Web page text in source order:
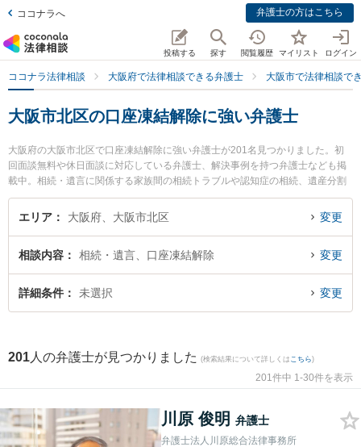
ココナラへ 弁護士の方はこちら
投稿する 探す 閲覧履歴 マイリスト ログイン
ココナラ法律相談 大阪府で法律相談できる弁護士 大阪市で法律相談で
大阪市北区の口座凍結解除に強い弁護士
大阪府の大阪市北区で口座凍結解除に強い弁護士が201名見つかりました。初
回面談無料や休日面談に対応している弁護士、解決事例を持つ弁護士なども掲
載中。相続・遺言に関係する家族間の相続トラブルや認知症の相続、遺産分割
等の細かな分野での絞り込み検索もでき便利です。特に弁護士法人川原総合法
律事務所の川原 俊明弁護士や梅田新道法律事務所の里村 格弁護士、桜之ミヤビ
を今すぐに弁護士に相談したい』『口座凍結解除のトラブル解決の実績豊富な
近くの弁護士を検索したい』『初回相談無料で口座凍結解除を法律相談できる
大阪市北区内の弁護士に相談予約したい』などでお困りの相談者さんにおすす
エリア 大阪府、大阪市北区 変更
相談内容 相続・遺言、口座凍結解除 変更
詳細条件 未選択 変更
201 人の弁護士が見つかりました (検索結果について詳しくは こちら)
201件中 1-30件を表示
川原 俊明 弁護士
弁護士法人川原総合法律事務所